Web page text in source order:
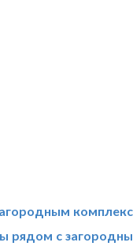
рядом с